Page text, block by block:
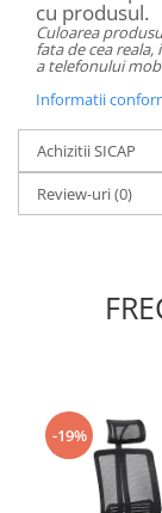
cu produsul.
Culoarea
fata de cea
a telefonului
Informatii
Achizitii SICAP
Review-uri(0)
-19%